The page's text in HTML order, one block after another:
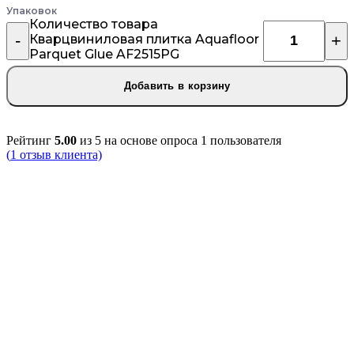
Рейтинг 5.00 из 5 на основе опроса 1 пользователя
(1 отзыв клиента)
Упаковок
Количество товара
Кварцвиниловая плитка Aquafloor
Parquet Glue AF2515PG
Добавить в корзину